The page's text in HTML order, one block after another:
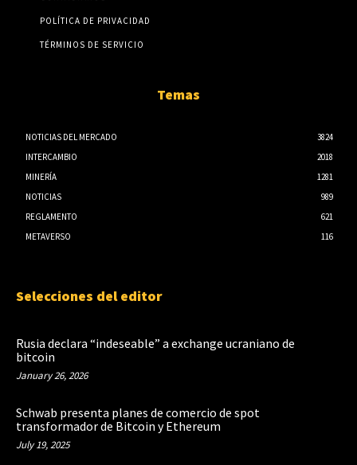
POLÍTICA DE PRIVACIDAD
TÉRMINOS DE SERVICIO
Temas
NOTICIAS DEL MERCADO
3824
INTERCAMBIO
2018
MINERÍA
1281
NOTICIAS
989
REGLAMENTO
621
METAVERSO
116
Selecciones del editor
Rusia declara “indeseable” a exchange ucraniano de
bitcoin
January 26, 2026
Schwab presenta planes de comercio de spot
transformador de Bitcoin y Ethereum
July 19, 2025